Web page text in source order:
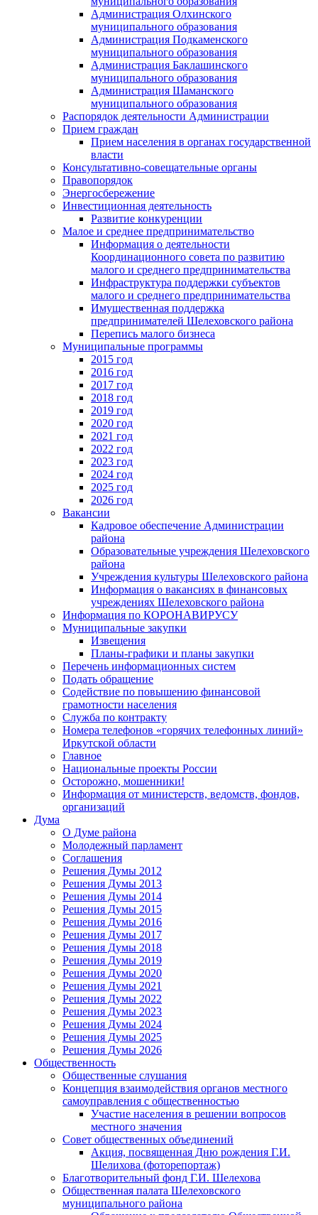
Администрация Олхинского
муниципального образования
Администрация Подкаменского
муниципального образования
Администрация Баклашинского
муниципального образования
Администрация Шаманского
муниципального образования
Распорядок деятельности Администрации
Прием граждан
Прием населения в органах государственной
власти
Консультативно-совещательные органы
Правопорядок
Энергосбережение
Инвестиционная деятельность
Развитие конкуренции
Малое и среднее предпринимательство
Информация о деятельности
Координационного совета по развитию
малого и среднего предпринимательства
Инфраструктура поддержки субъектов
малого и среднего предпринимательства
Имущественная поддержка
предпринимателей Шелеховского района
Перепись малого бизнеса
Муниципальные программы
2015 год
2016 год
2017 год
2018 год
2019 год
2020 год
2021 год
2022 год
2023 год
2024 год
2025 год
2026 год
Вакансии
Кадровое обеспечение Администрации
района
Образовательные учреждения Шелеховского
района
Учреждения культуры Шелеховского района
Информация о вакансиях в финансовых
учреждениях Шелеховского района
Информация по КОРОНАВИРУСУ
Муниципальные закупки
Извещения
Планы-графики и планы закупки
Перечень информационных систем
Подать обращение
Содействие по повышению финансовой
грамотности населения
Служба по контракту
Номера телефонов «горячих телефонных линий»
Иркутской области
Главное
Национальные проекты России
Осторожно, мошенники!
Информация от министерств, ведомств, фондов,
организаций
Дума
О Думе района
Молодежный парламент
Соглашения
Решения Думы 2012
Решения Думы 2013
Решения Думы 2014
Решения Думы 2015
Решения Думы 2016
Решения Думы 2017
Решения Думы 2018
Решения Думы 2019
Решения Думы 2020
Решения Думы 2021
Решения Думы 2022
Решения Думы 2023
Решения Думы 2024
Решения Думы 2025
Решения Думы 2026
Общественность
Общественные слушания
Концепция взаимодействия органов местного
самоуправления с общественностью
Участие населения в решении вопросов
местного значения
Совет общественных объединений
Акция, посвященная Дню рождения Г.И.
Шелихова (фоторепортаж)
Благотворительный фонд Г.И. Шелехова
Общественная палата Шелеховского
муниципального района